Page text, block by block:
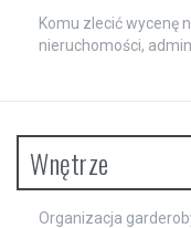
Komu zlecić wycenę
nieruchomości,
Wnętrze
Organizacja